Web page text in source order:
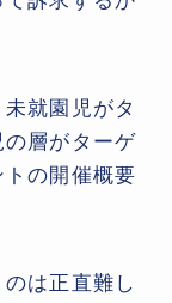
就園児がタ
層がターゲ
の開催概要
は正直難し